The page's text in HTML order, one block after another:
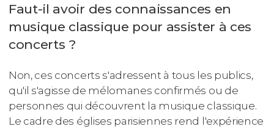
Faut-il avoir des connaissances en
musique classique pour assister à ces
concerts ?
Non, ces concerts s'adressent à tous les publics,
qu'il s'agisse de mélomanes confirmés ou de
personnes qui découvrent la musique classique.
Le cadre des églises parisiennes rend l'expérience